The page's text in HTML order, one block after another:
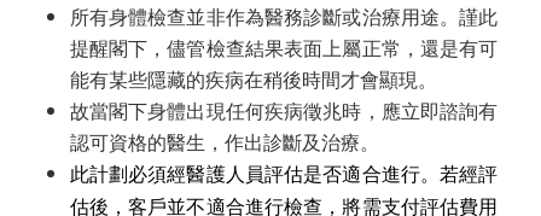
所有身體檢查並非作為醫務診斷或治療用途。謹此
提醒閣下，儘管檢查結果表面上屬正常，還是有可
能有某些隱藏的疾病在稍後時間才會顯現。
故當閣下身體出現任何疾病徵兆時，應立即諮詢有
認可資格的醫生，作出診斷及治療。
此計劃必須經醫護人員評估是否適合進行。若經評
估後，客戶並不適合進行檢查，將需支付評估費用